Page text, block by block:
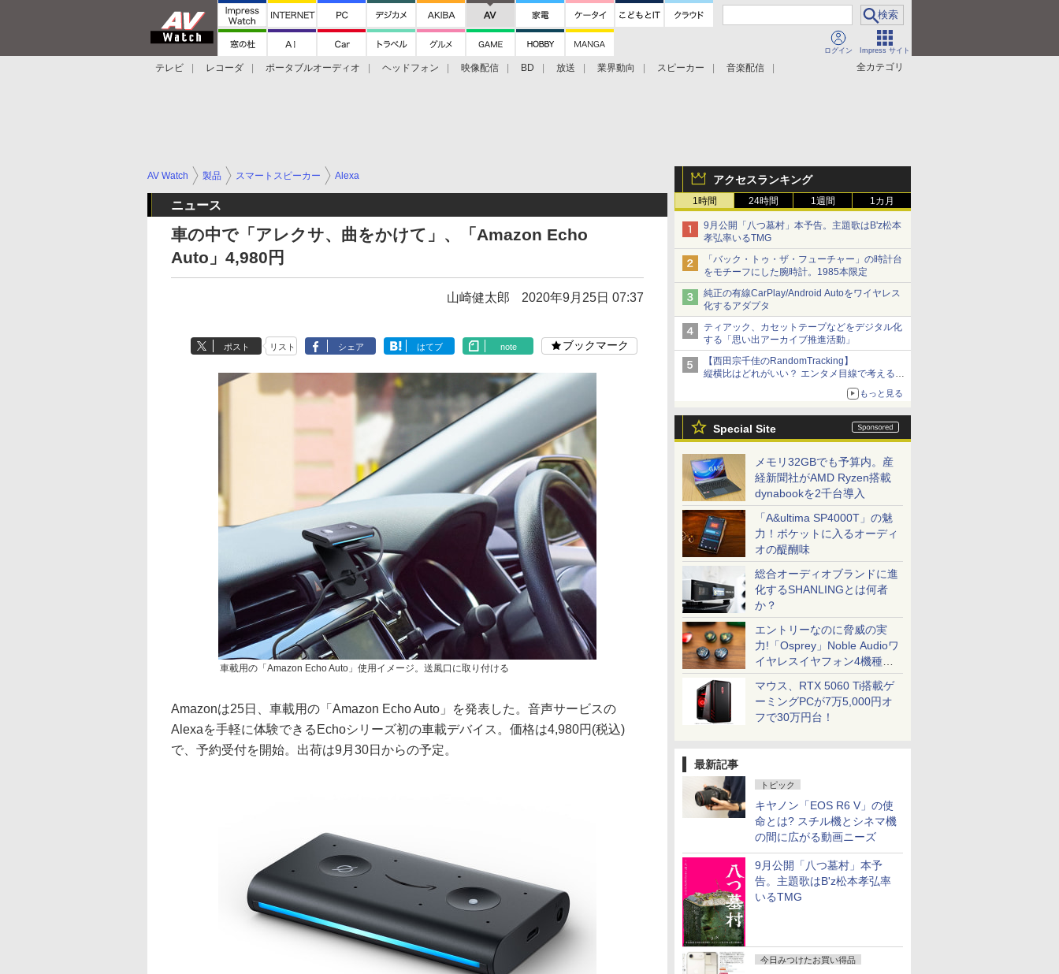
ログイン Impress サイト
全カテゴリ
テレビ レコーダ ポータブルオーディオ ヘッドフォン 映像配信 BD 放送 業界動向 スピーカー
音楽配信
アクセスランキング
1時間 24時間 1週間 1カ月
9月公開「八つ墓村」本予告。主題歌はB'z松本
孝弘率いるTMG
「バック・トゥ・ザ・フューチャー」の時計台
をモチーフにした腕時計。1985本限定
純正の有線CarPlay/Android Autoをワイヤレス
化するアダプタ
ティアック、カセットテープなどをデジタル化
する「思い出アーカイブ推進活動」
【西田宗千佳のRandomTracking】
縦横比はどれがいい？ エンタメ目線で考える、
もっと見る
Special Site
メモリ32GBでも予算内。産
経新聞社がAMD Ryzen搭載
dynabookを2千台導入
「A&ultima SP4000T」の魅
力！ポケットに入るオーディ
オの醍醐味
総合オーディオブランドに進
化するSHANLINGとは何者
か？
エントリーなのに脅威の実
力!「Osprey」Noble Audioワ
イヤレスイヤフォン4機種を
一気に聴く
マウス、RTX 5060 Ti搭載ゲ
ーミングPCが7万5,000円オ
フで30万円台！
最新記事
トピック
キヤノン「EOS R6 V」の使
命とは? スチル機とシネマ機
の間に広がる動画ニーズ
9月公開「八つ墓村」本予
告。主題歌はB'z松本孝弘率
いるTMG
今日みつけたお買い得品
AV Watch 製品 スマートスピーカー Alexa
ニュース
車の中で「アレクサ、曲をかけて」、「Amazon Echo
Auto」4,980円
山崎健太郎 2020年9月25日 07:37
ポスト リスト シェア はてブ note ブックマーク
車載用の「Amazon Echo Auto」使用イメージ。送風口に取り付ける
Amazonは25日、車載用の「Amazon Echo Auto」を発表した。音声サービスの
Alexaを手軽に体験できるEchoシリーズ初の車載デバイス。価格は4,980円(税込)
で、予約受付を開始。出荷は9月30日からの予定。